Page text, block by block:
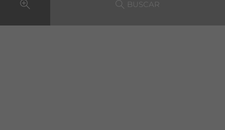
BUSCAR